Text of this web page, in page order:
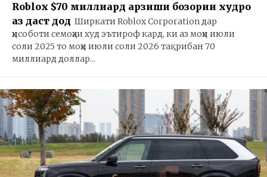
Roblox $70 миллиард арзиши бозории худро
аз даст дод Ширкати Roblox Corporation дар
ҳисоботи семоҳаи худ эътироф кард, ки аз моҳи июли
соли 2025 то моҳи июли соли 2026 тақрибан 70
миллиард доллар...